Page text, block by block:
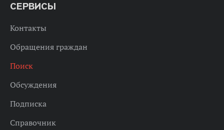
СЕРВИСЫ
Контакты
Обращения граждан
Поиск
Обсуждения
Подписка
Справочник